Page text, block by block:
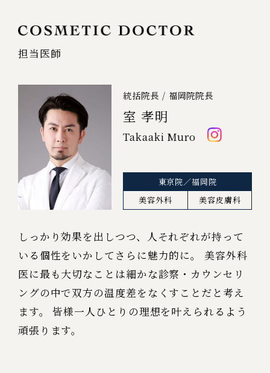
担当医師
東京院／福岡院
美容外科
美容皮膚科
統括院長 / 福岡院院長
室 孝明
Takaaki Muro
しっかり効果を出しつつ、人それぞれが持って
いる個性をいかしてさらに魅力的に。​
美容外科
医に最も大切なことは細かな診察・カウンセリ
ングの中で双方の温度差を​なくすことだと考え
ます。​
皆様一人ひとりの理想を叶えられるよう
頑張ります。​​